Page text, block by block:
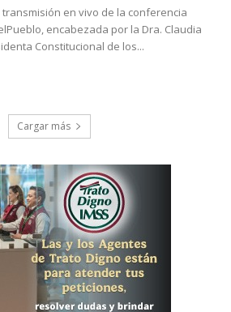
en vivo de la conferencia
encabezada por la Dra. Claudia
Constitucional de los...
Cargar más